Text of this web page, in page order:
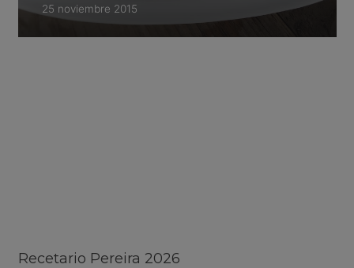
25 noviembre 2015
Recetario Pereira 2026